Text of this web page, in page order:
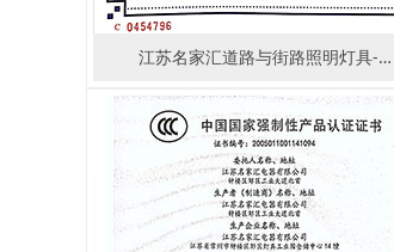
江苏名家汇道路与街路照明灯具-…